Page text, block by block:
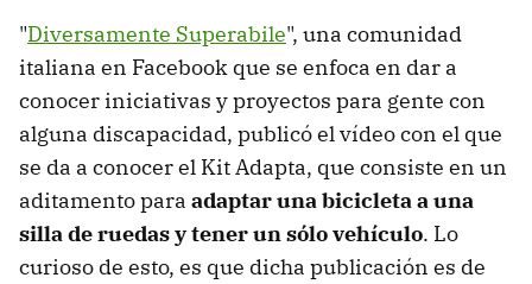
"Diversamente Superabile", una comunidad
italiana en Facebook que se enfoca en dar a
conocer iniciativas y proyectos para gente con
alguna discapacidad, publicó el vídeo con el que
se da a conocer el Kit Adapta, que consiste en un
aditamento para adaptar una bicicleta a una
silla de ruedas y tener un sólo vehículo. Lo
curioso de esto, es que dicha publicación es de